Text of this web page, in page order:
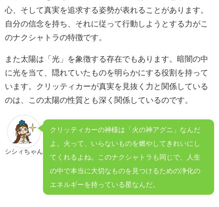
心、そして真実を追求する姿勢が表れることがあります。
自分の信念を持ち、それに従って行動しようとする力がこ
のナクシャトラの特徴です。
また太陽は「光」を象徴する存在でもあります。暗闇の中
に光を当て、隠れていたものを明らかにする役割を持って
います。クリッティカーが真実を見抜く力と関係している
のは、この太陽の性質とも深く関係しているのです。
シシィちゃん
クリッティカーの神様は「火の神アグニ」なんだ
よ。火って、いらないものを燃やしてきれいにし
てくれるよね。このナクシャトラも同じで、人生
の中で本当に大切なものを見つけるための浄化の
エネルギーを持っている星なんだ。